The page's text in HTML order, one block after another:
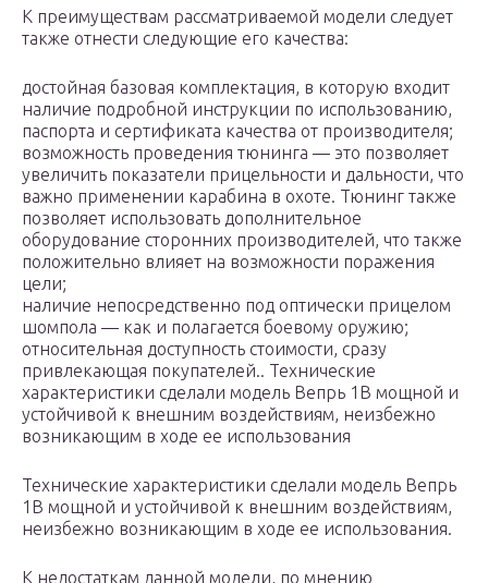
К преимуществам рассматриваемой модели следует
также отнести следующие его качества:
достойная базовая комплектация, в которую входит
наличие подробной инструкции по использованию,
паспорта и сертификата качества от производителя;
возможность проведения тюнинга — это позволяет
увеличить показатели прицельности и дальности, что
важно применении карабина в охоте. Тюнинг также
позволяет использовать дополнительное
оборудование сторонних производителей, что также
положительно влияет на возможности поражения
цели;
наличие непосредственно под оптически прицелом
шомпола — как и полагается боевому оружию;
относительная доступность стоимости, сразу
привлекающая покупателей.. Технические
характеристики сделали модель Вепрь 1В мощной и
устойчивой к внешним воздействиям, неизбежно
возникающим в ходе ее использования
Технические характеристики сделали модель Вепрь
1В мощной и устойчивой к внешним воздействиям,
неизбежно возникающим в ходе ее использования.
К недостаткам данной модели, по мнению